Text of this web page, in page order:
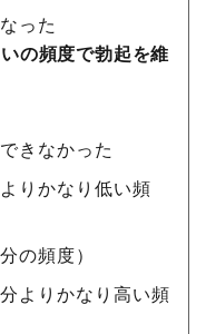
った
の頻度で勃起を維
きなかった
りかなり低い頻
の頻度）
よりかなり高い頻